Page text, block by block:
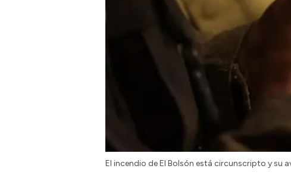
El incendio de El Bolsón está circunscripto y su